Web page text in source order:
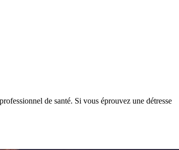
de santé. Si vous éprouvez une détresse